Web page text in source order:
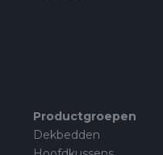
Productgroepen
Dekbedden